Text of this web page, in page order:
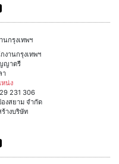
านกรุงเทพฯ
ญาตรี
า
น่ง
231 306
งสยาม จำกัด
ร้างบริษัท